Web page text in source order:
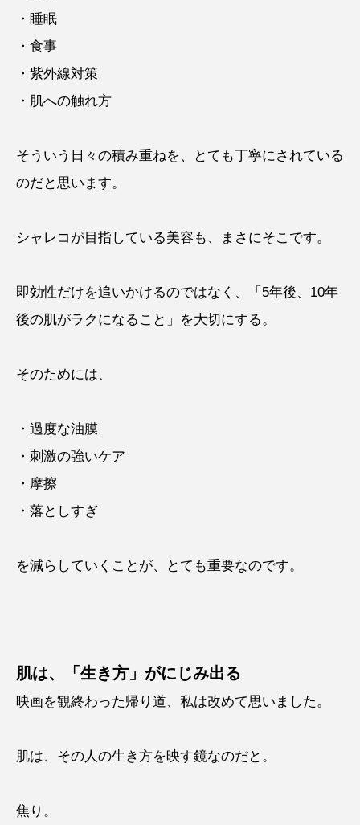
・睡眠
・食事
・紫外線対策
・肌への触れ方
そういう日々の積み重ねを、とても丁寧にされている
のだと思います。
シャレコが目指している美容も、まさにそこです。
即効性だけを追いかけるのではなく、「5年後、10年
後の肌がラクになること」を大切にする。
そのためには、
・過度な油膜
・刺激の強いケア
・摩擦
・落としすぎ
を減らしていくことが、とても重要なのです。
肌は、「生き方」がにじみ出る
映画を観終わった帰り道、私は改めて思いました。
肌は、その人の生き方を映す鏡なのだと。
焦り。